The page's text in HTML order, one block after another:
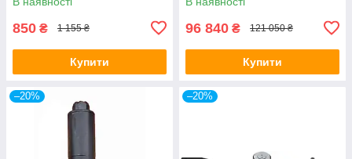
850 ₴ 1 155 ₴
Купити
96 840 ₴ 121 050 ₴
Купити
–20% –20%